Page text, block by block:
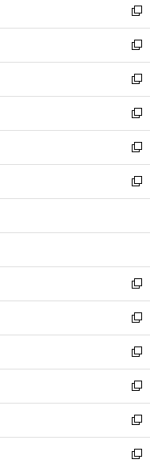
で
開
く
ド
ウ
で
開
く
ィ
ン
ド
ウ
で
開
く
い
ウ
ィ
ン
ド
ウ
で
開
く
新
し
い
ウ
ィ
ン
ド
ウ
で
開
く
新
し
い
ウ
ィ
ン
ド
ウ
で
開
新
し
い
ウ
ィ
ン
ド
ウ
開
新
し
い
ウ
ィ
ン
ウ
開
く
新
し
い
ウ
ン
ウ
で
開
く
新
し
ウ
ン
ド
ウ
で
開
く
新
し
い
ウ
ィ
ン
ド
ウ
で
開
く
新
し
い
ウ
ィ
ン
ド
ウ
で
新
し
い
ウ
ィ
ン
ド
新
し
い
ウ
ィ
新
し
い
新